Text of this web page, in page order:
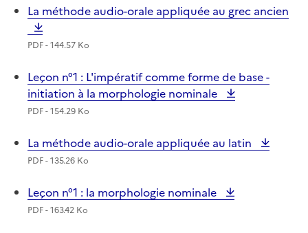
La méthode audio-orale appliquée au grec ancien
PDF - 144.57 Ko
Leçon n°1 : L'impératif comme forme de base -
initiation à la morphologie nominale
PDF - 154.29 Ko
La méthode audio-orale appliquée au latin
PDF - 135.26 Ko
Leçon n°1 : la morphologie nominale
PDF - 163.42 Ko